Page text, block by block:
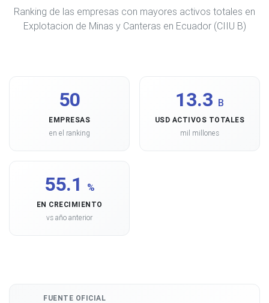
Ranking de las empresas con mayores activos totales en
Explotacion de Minas y Canteras en Ecuador (CIIU B)
50
EMPRESAS
en el ranking
13.3 B
USD ACTIVOS TOTALES
mil millones
55.1 %
EN CRECIMIENTO
vs año anterior
FUENTE OFICIAL